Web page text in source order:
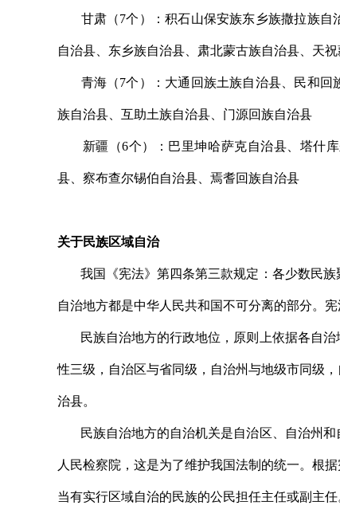
甘肃（7个）：积石山保安族东乡族撒拉族自
自治县、东乡族自治县、肃北蒙古族自治县、天
青海（7个）：大通回族土族自治县、民和回
族自治县、互助土族自治县、门源回族自治县
新疆（6个）：巴里坤哈萨克自治县、塔什库
县、察布查尔锡伯自治县、焉耆回族自治县
关于民族区域自治
我国《宪法》第四条第三款规定：各少数民族
自治地方都是中华人民共和国不可分离的部分。
民族自治地方的行政地位，原则上依据各自治
性三级，自治区与省同级，自治州与地级市同级
治县。
民族自治地方的自治机关是自治区、自治州和
人民检察院，这是为了维护我国法制的统一。根
当有实行区域自治的民族的公民担任主任或副主